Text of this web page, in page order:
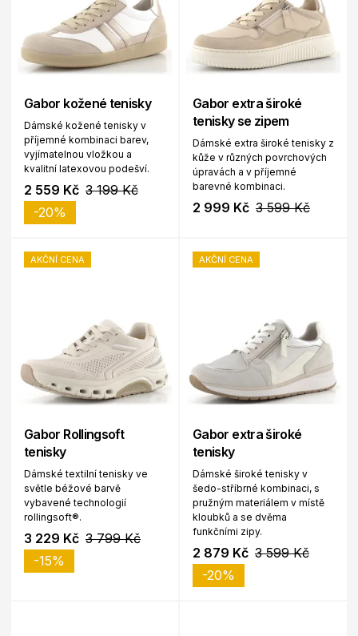
Gabor kožené tenisky
Dámské kožené tenisky v
příjemné kombinaci barev,
vyjímatelnou vložkou a
kvalitní latexovou podešví.
2 559 Kč 3 199 Kč
-20%
Gabor extra široké
tenisky se zipem
Dámské extra široké tenisky z
kůže v různých povrchových
úpravách a v příjemné
barevné kombinaci.
2 999 Kč 3 599 Kč
AKČNÍ CENA
Gabor Rollingsoft
tenisky
Dámské textilní tenisky ve
světle béžové barvě
vybavené technologií
rollingsoft®.
3 229 Kč 3 799 Kč
-15%
AKČNÍ CENA
Gabor extra široké
tenisky
Dámské široké tenisky v
šedo-stříbrné kombinaci, s
pružným materiálem v místě
kloubků a se dvěma
funkčními zipy.
2 879 Kč 3 599 Kč
-20%